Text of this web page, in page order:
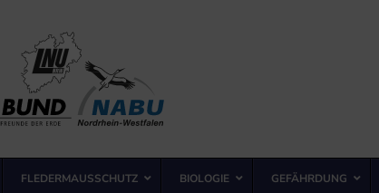
NRW
FLEDERMAUSSCHUTZ BIOLOGIE GEFÄHRDUNG